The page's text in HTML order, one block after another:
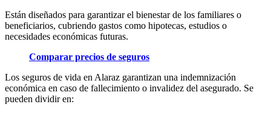
Están diseñados para garantizar el bienestar de los familiares o
beneficiarios, cubriendo gastos como hipotecas, estudios o
necesidades económicas futuras.
Comparar precios de seguros
Los seguros de vida en Alaraz garantizan una indemnización
económica en caso de fallecimiento o invalidez del asegurado. Se
pueden dividir en: